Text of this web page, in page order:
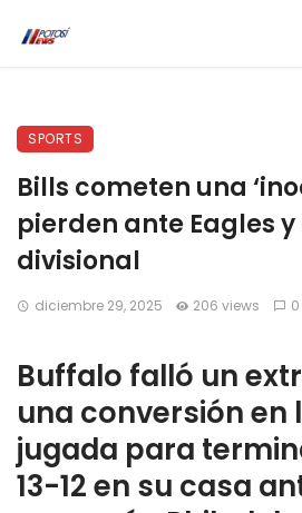
SPORTS
Bills cometen una
pierden ante Eagles
divisional
diciembre 29, 2025 206 views 0
Buffalo falló un
una conversión en
jugada para
13-12 en su casa